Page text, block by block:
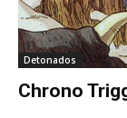
Detonados
Chrono